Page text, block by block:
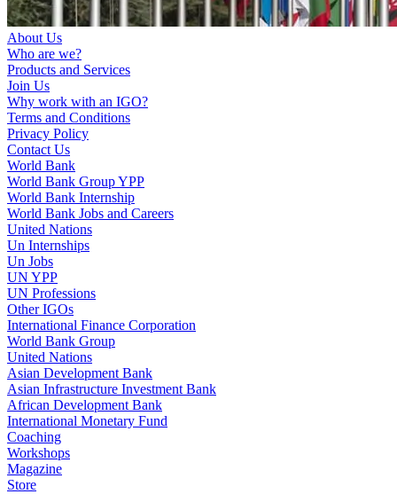
About Us
Who are we?
Products and Services
Join Us
Why work with an IGO?
Terms and Conditions
Privacy Policy
Contact Us
World Bank
World Bank Group YPP
World Bank Internship
World Bank Jobs and Careers
United Nations
Un Internships
Un Jobs
UN YPP
UN Professions
Other IGOs
International Finance Corporation
World Bank Group
United Nations
Asian Development Bank
Asian Infrastructure Investment Bank
African Development Bank
International Monetary Fund
Coaching
Workshops
Magazine
Store